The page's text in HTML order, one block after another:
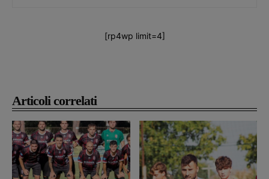
Articoli correlati
[rp4wp limit=4]